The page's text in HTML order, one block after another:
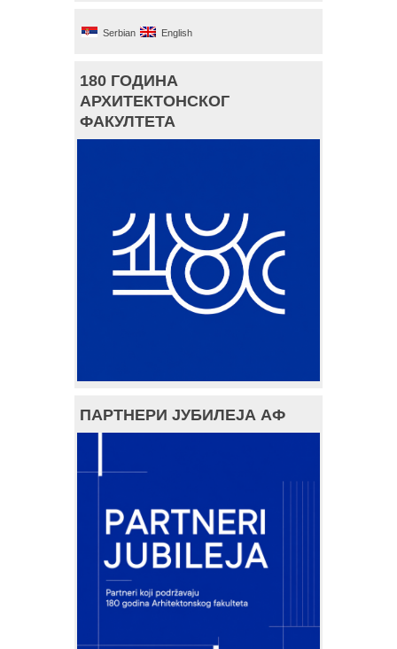
Serbian English
180 ГОДИНА
АРХИТЕКТОНСКОГ
ФАКУЛТЕТА
ПАРТНЕРИ ЈУБИЛЕЈА АФ